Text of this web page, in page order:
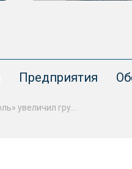
Предприятия